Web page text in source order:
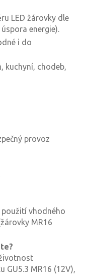
LED žárovky dle
energie).
i do
kuchyní, chodeb,
provoz
vhodného
MR16
GU5.3 MR16 (12V),